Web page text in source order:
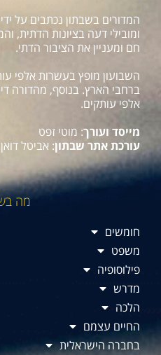
המדורים בשבתון נכתבים על
ומובילי דעה בציונות הדתית,
חם ומעניין את הציבור הדתי.
ברחבי הארץ. בנוסף, מהדורה
אלפי עותקים.
מייסד ועורך: מוטי זפט
עורכת אתר שבתון: אביטל
מה
חומשים
משפט
פילוסופיה
מדרש
הלכה
החיים עצמם
בחברה הישראלית